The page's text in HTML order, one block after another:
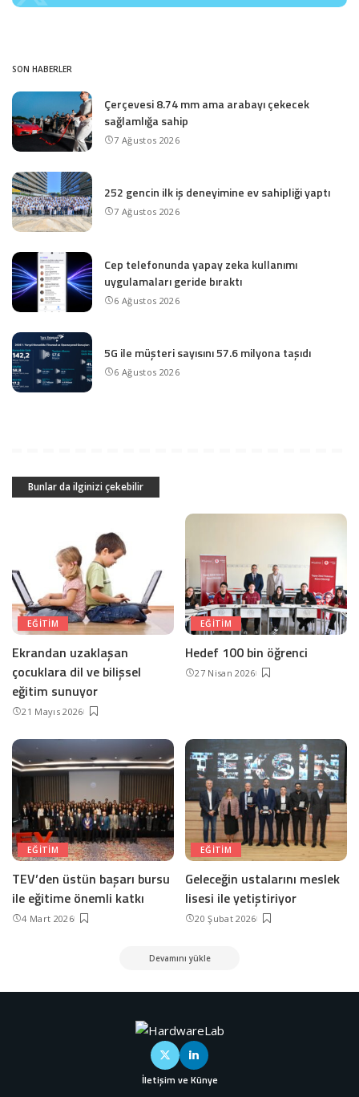
SON HABERLER
Çerçevesi 8.74 mm ama arabayı çekecek
sağlamlığa sahip
7 Ağustos 2026
252 gencin ilk iş deneyimine ev sahipliği yaptı
7 Ağustos 2026
Cep telefonunda yapay zeka kullanımı
uygulamaları geride bıraktı
6 Ağustos 2026
5G ile müşteri sayısını 57.6 milyona taşıdı
6 Ağustos 2026
Bunlar da ilginizi çekebilir
EĞITIM
Ekrandan uzaklaşan
çocuklara dil ve bilişsel
eğitim sunuyor
21 Mayıs 2026
EĞITIM
Hedef 100 bin öğrenci
27 Nisan 2026
EĞITIM
TEV’den üstün başarı bursu
ile eğitime önemli katkı
4 Mart 2026
EĞITIM
Geleceğin ustalarını meslek
lisesi ile yetiştiriyor
20 Şubat 2026
Devamını yükle
İletişim ve Künye